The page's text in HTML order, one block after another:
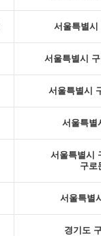
서울특별시
서울특별시
서울특별시
서울특별
서울특별시
구로
서울특별
경기도